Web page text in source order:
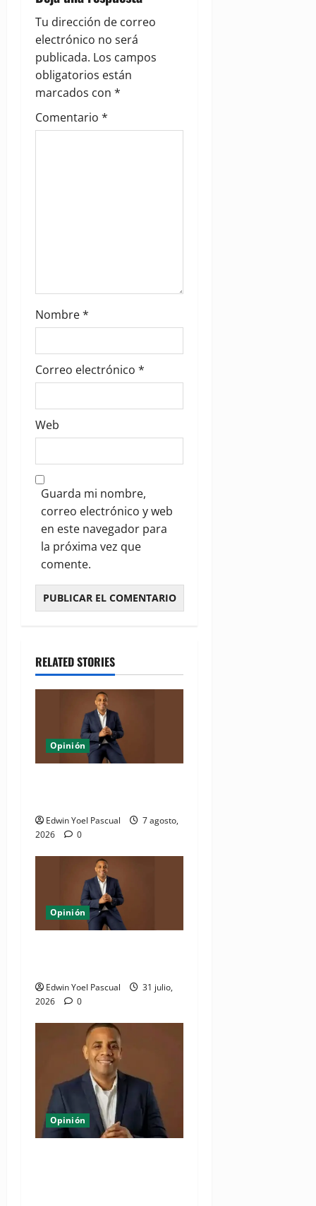
g
a
t
i
o
Tu dirección de correo
electrónico no será
publicada. Los campos
obligatorios están
marcados con *
Comentario *
Nombre*
Correo electrónico *
Web
Guarda mi nombre,
correo electrónico y web
en este navegador para
la próxima vez que
comente.
RELATED STORIES
Opinión
Edwin Yoel Pascual
7 agosto,
2026
0
Opinión
Edwin Yoel Pascual
31 julio,
2026
0
Opinión